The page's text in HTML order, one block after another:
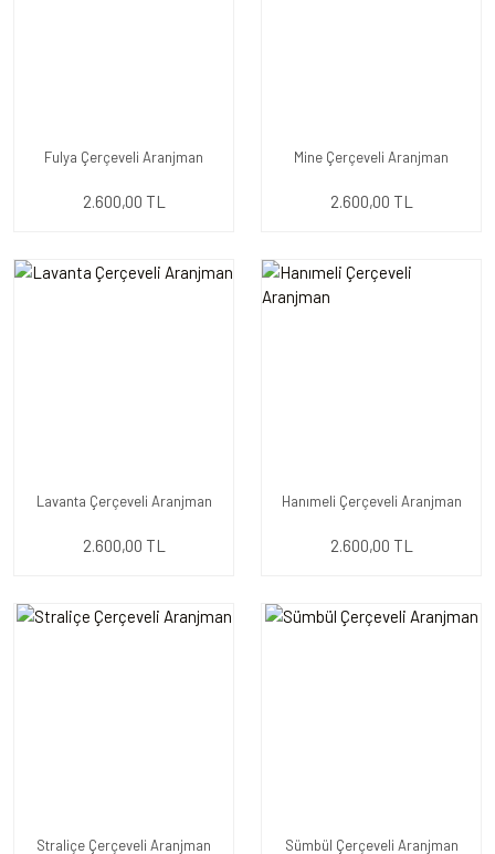
Fulya Çerçeveli Aranjman
2.600,00 TL
Mine Çerçeveli Aranjman
2.600,00 TL
Lavanta Çerçeveli Aranjman
2.600,00 TL
Hanımeli Çerçeveli Aranjman
2.600,00 TL
Straliçe Çerçeveli Aranjman Sümbül Çerçeveli Aranjman